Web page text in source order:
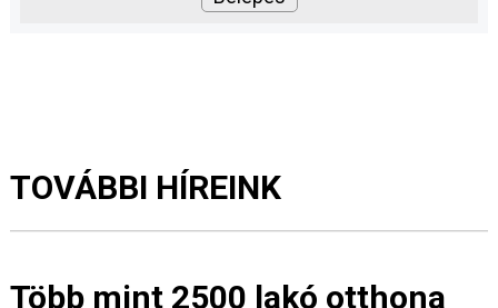
TOVÁBBI HÍREINK
Több mint 2500 lakó otthona